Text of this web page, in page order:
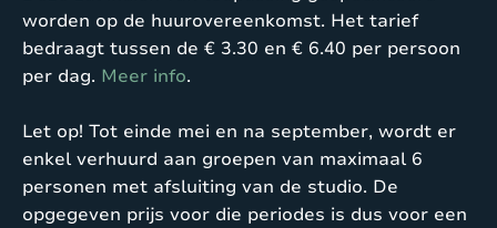
worden op de huurovereenkomst. Het tarief
bedraagt tussen de € 3.30 en € 6.40 per persoon
per dag. Meer info.
Let op! Tot einde mei en na september, wordt er
enkel verhuurd aan groepen van maximaal 6
personen met afsluiting van de studio. De
opgegeven prijs voor die periodes is dus voor een